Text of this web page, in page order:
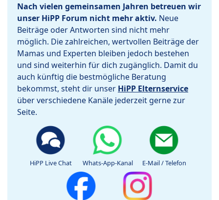
Nach vielen gemeinsamen Jahren betreuen wir
unser HiPP Forum nicht mehr aktiv. Neue
Beiträge oder Antworten sind nicht mehr
möglich. Die zahlreichen, wertvollen Beiträge der
Mamas und Experten bleiben jedoch bestehen
und sind weiterhin für dich zugänglich. Damit du
auch künftig die bestmögliche Beratung
bekommst, steht dir unser HiPP Elternservice
über verschiedene Kanäle jederzeit gerne zur
Seite.
HiPP Live Chat Whats-App-Kanal E-Mail / Telefon